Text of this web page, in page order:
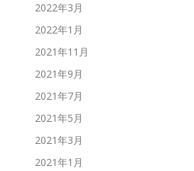
2022年3月
2022年1月
2021年11月
2021年9月
2021年7月
2021年5月
2021年3月
2021年1月